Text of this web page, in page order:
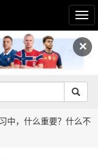
✕
中，什么重要？什么不